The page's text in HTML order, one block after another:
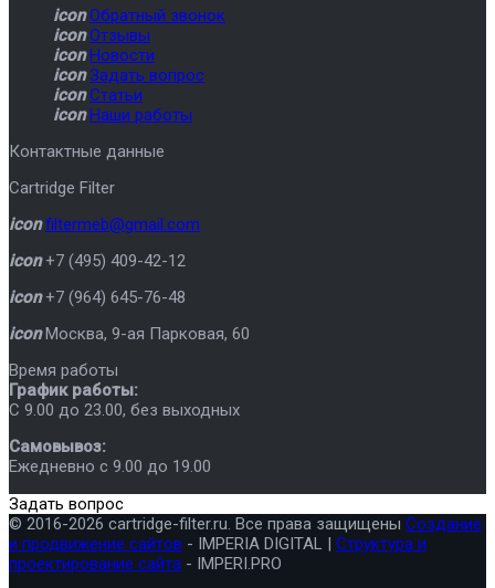
icon Обратный звонок
icon Отзывы
icon Новости
icon Задать вопрос
icon Статьи
icon Наши работы
Контактные данные
Cartridge Filter
icon filtermeb@gmail.com
icon +7 (495) 409-42-12
icon +7 (964) 645-76-48
icon Москва, 9-ая Парковая, 60
Время работы
График работы:
C 9.00 до 23.00, без выходных
Самовывоз:
Ежедневно с 9.00 до 19.00
Задать вопрос
© 2016-2026 cartridge-filter.ru. Все права защищены Создание
и продвижение сайтов - IMPERIA DIGITAL | Структура и
проектирование сайта - IMPERI.PRO